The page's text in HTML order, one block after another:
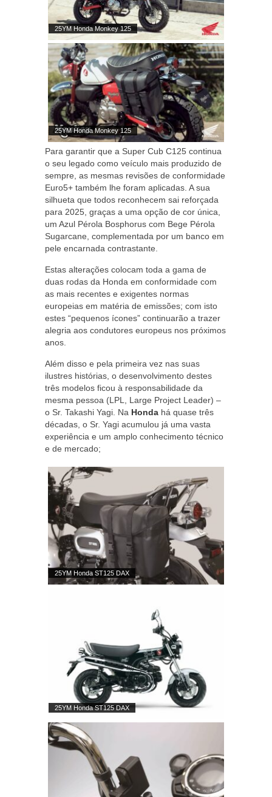
25YM Honda Monkey 125
25YM Honda Monkey 125
Para garantir que a Super Cub C125 continua
o seu legado como veículo mais produzido de
sempre, as mesmas revisões de conformidade
Euro5+ também lhe foram aplicadas. A sua
silhueta que todos reconhecem sai reforçada
para 2025, graças a uma opção de cor única,
um Azul Pérola Bosphorus com Bege Pérola
Sugarcane, complementada por um banco em
pele encarnada contrastante.
Estas alterações colocam toda a gama de
duas rodas da Honda em conformidade com
as mais recentes e exigentes normas
europeias em matéria de emissões; com isto
estes “pequenos ícones” continuarão a trazer
alegria aos condutores europeus nos próximos
anos.
Além disso e pela primeira vez nas suas
ilustres histórias, o desenvolvimento destes
três modelos ficou à responsabilidade da
mesma pessoa (LPL, Large Project Leader) –
o Sr. Takashi Yagi. Na Honda há quase três
décadas, o Sr. Yagi acumulou já uma vasta
experiência e um amplo conhecimento técnico
e de mercado;
25YM Honda ST125 DAX
25YM Honda ST125 DAX